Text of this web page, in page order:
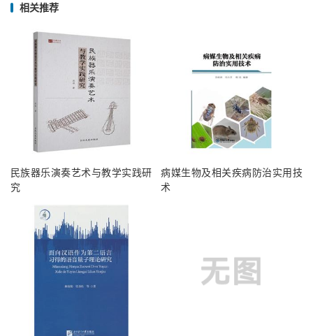
相关推荐
民族器乐演奏艺术与教学实践研
究
病媒生物及相关疾病防治实用技
术